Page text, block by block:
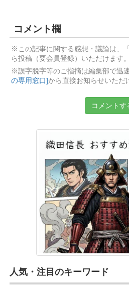
コメント欄
※この記事に関する感想・議論は、
ら投稿（要会員登録）いただけます。
※誤字脱字等のご指摘は編集部で迅
の専用窓口]から直接お知らせいただ
コメントす
人気・注目のキーワード